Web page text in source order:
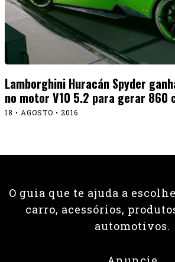
Lamborghini Huracán Spyder
no motor V10 5.2 para gerar 860
18 • AGOSTO • 2016
O guia que te ajuda a
carro, acessórios,
automotivos.